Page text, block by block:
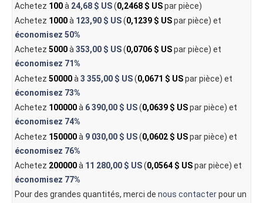
Achetez 100à 24,68 $ US(0,2468 $ USpar pièce)
Achetez 1000à 123,90 $ US(0,1239 $ USpar pièce) et
économisez 50%
Achetez 5000à353,00 $ US(0,0706 $ USpar pièce) et
économisez 71%
Achetez 50000à 3 355,00 $ US(0,0671 $ USpar pièce) et
économisez 73%
Achetez 100000à 6 390,00 $ US(0,0639 $ USpar pièce) et
économisez 74%
Achetez 150000à 9 030,00 $ US(0,0602 $ USpar pièce) et
économisez 76%
Achetez 200000à 11 280,00 $ US(0,0564 $ USpar pièce) et
économisez 77%
Pour des grandes quantités, merci de nous contacterpour un